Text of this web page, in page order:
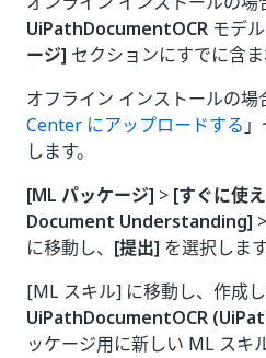
UiPathDocumentOCR モデ
ージ] セクションにすでに含ま
オフライン インストールの場
Center にアップロードする
します。
[ML パッケージ] > [すぐに使
Document Understanding] >
に移動し、 [提出] を選択します
[ML スキル] に移動し、作成
UiPathDocumentOCR
ッケージ用に新しい ML スキ